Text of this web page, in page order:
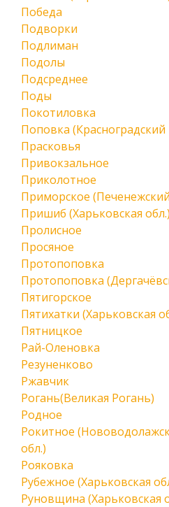
Победа
Подворки
Подлиман
Подолы
Подсреднее
Поды
Покотиловка
Поповка (Красноградский
Прасковья
Привокзальное
Приколотное
Приморское
Пришиб (Харьковская обл.)
Пролисное
Просяное
Протопоповка
Протопоповка
Пятигорское
Пятихатки (Харьковская
Пятницкое
Рай-Оленовка
Резуненково
Ржавчик
Рогань(Великая Рогань)
Родное
Рокитное
обл.)
Рояковка
Рубежное (Харьковская
Руновщина (Харьковская